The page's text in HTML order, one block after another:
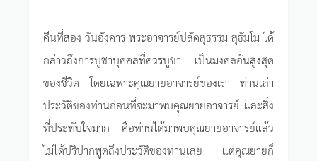
คืนที่สอง วันอังคาร พระอาจารย์ปลัดสุธรรม สุธัมโม ได้
กล่าวถึงการบูชาบุคคลที่ควรบูชา เป็นมงคลอันสูงสุด
ของชีวิต โดยเฉพาะคุณยายอาจารย์ของเรา ท่านเล่า
ประวัติของท่านก่อนที่จะมาพบคุณยายอาจารย์ และสิ่ง
ที่ประทับใจมาก คือท่านได้มาพบคุณยายอาจารย์แล้ว
ไม่ได้ปริปากพูดถึงประวัติของท่านเลย แต่คุณยายก็